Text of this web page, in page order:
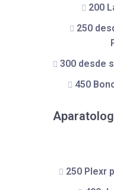
200
250
300 desde
450
250 Plexr